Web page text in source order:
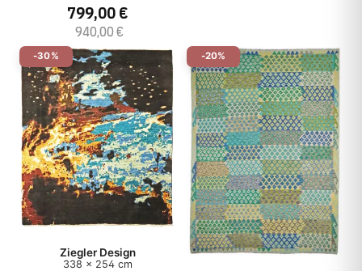
799,00 €
940,00 €
-30%
Ziegler Design
338 x 254 cm
-20%